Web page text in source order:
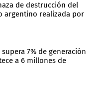
de destrucción del
argentino realizada por
7% de generación
a 6 millones de